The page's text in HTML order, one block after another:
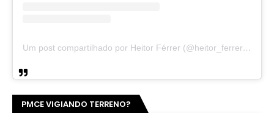
Um post compartilhado por Heitor Férrer (@heitor_ferrer77)
PMCE VIGIANDO TERRENO?